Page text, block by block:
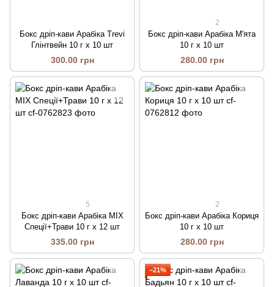
Бокс дріп-кави Арабіка Trevi
Глінтвейн 10 г x 10 шт
300.00 грн
2
Бокс дріп-кави Арабіка М'ята
10 г x 10 шт
280.00 грн
5
Бокс дріп-кави Арабіка MIX
Спеції+Трави 10 г x 12 шт
335.00 грн
2
Бокс дріп-кави Арабіка Кориця
10 г x 10 шт
280.00 грн
−21%